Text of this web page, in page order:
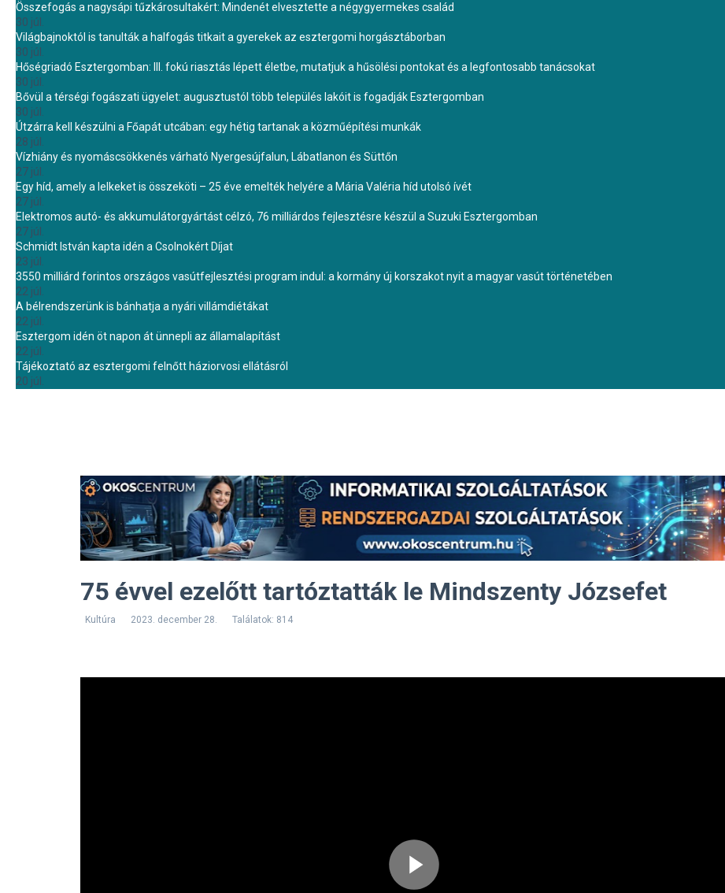
Összefogás a nagysápi tűzkárosultakért: Mindenét elvesztette a négygyermekes család
30 júl.
Világbajnoktól is tanulták a halfogás titkait a gyerekek az esztergomi horgásztáborban
30 júl.
Hőségriadó Esztergomban: III. fokú riasztás lépett életbe, mutatjuk a hűsölési pontokat és a legfontosabb tanácsokat
30 júl.
Bővül a térségi fogászati ügyelet: augusztustól több település lakóit is fogadják Esztergomban
30 júl.
Útzárra kell készülni a Főapát utcában: egy hétig tartanak a közműépítési munkák
28 júl.
Vízhiány és nyomáscsökkenés várható Nyergesújfalun, Lábatlanon és Süttőn
27 júl.
Egy híd, amely a lelkeket is összeköti – 25 éve emelték helyére a Mária Valéria híd utolsó ívét
27 júl.
Elektromos autó- és akkumulátorgyártást célzó, 76 milliárdos fejlesztésre készül a Suzuki Esztergomban
27 júl.
Schmidt István kapta idén a Csolnokért Díjat
23 júl.
3550 milliárd forintos országos vasútfejlesztési program indul: a kormány új korszakot nyit a magyar vasút történetében
22 júl.
A bélrendszerünk is bánhatja a nyári villámdiétákat
22 júl.
Esztergom idén öt napon át ünnepli az államalapítást
22 júl.
Tájékoztató az esztergomi felnőtt háziorvosi ellátásról
20 júl.
75 évvel ezelőtt tartóztatták le Mindszenty Józsefet
Kultúra 2023. december 28. Találatok: 814